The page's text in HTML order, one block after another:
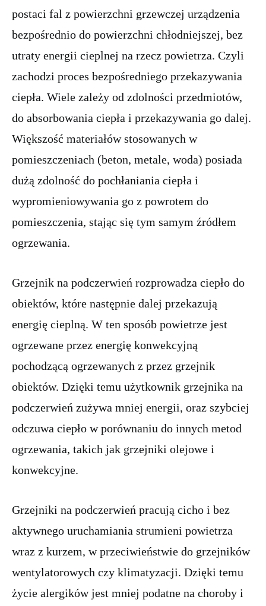
postaci fal z powierzchni grzewczej urządzenia
bezpośrednio do powierzchni chłodniejszej, bez
utraty energii cieplnej na rzecz powietrza. Czyli
zachodzi proces bezpośredniego przekazywania
ciepła. Wiele zależy od zdolności przedmiotów,
do absorbowania ciepła i przekazywania go dalej.
Większość materiałów stosowanych w
pomieszczeniach (beton, metale, woda) posiada
dużą zdolność do pochłaniania ciepła i
wypromieniowywania go z powrotem do
pomieszczenia, stając się tym samym źródłem
ogrzewania.
Grzejnik na podczerwień rozprowadza ciepło do
obiektów, które następnie dalej przekazują
energię cieplną. W ten sposób powietrze jest
ogrzewane przez energię konwekcyjną
pochodzącą ogrzewanych z przez grzejnik
obiektów. Dzięki temu użytkownik grzejnika na
podczerwień zużywa mniej energii, oraz szybciej
odczuwa ciepło w porównaniu do innych metod
ogrzewania, takich jak grzejniki olejowe i
konwekcyjne.
Grzejniki na podczerwień pracują cicho i bez
aktywnego uruchamiania strumieni powietrza
wraz z kurzem, w przeciwieństwie do grzejników
wentylatorowych czy klimatyzacji. Dzięki temu
życie alergików jest mniej podatne na choroby i